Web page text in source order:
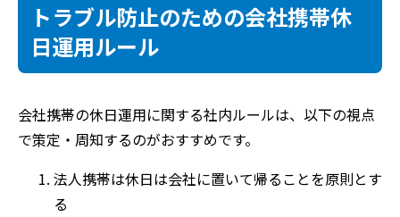
トラブル防止のための会社携帯休
日運用ルール
会社携帯の休日運用に関する社内ルールは、以下の視点
で策定・周知するのがおすすめです。
法人携帯は休日は会社に置いて帰ることを原則とす
る